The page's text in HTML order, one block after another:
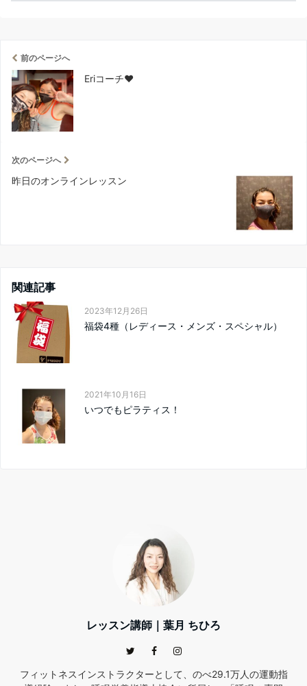
前のページへ
Eriコーチ❤︎
次のページへ
昨日のオンラインレッスン
関連記事
2023年12月26日
福袋4種（レディース・メンズ・スペシャル）
2021年10月16日
いつでもピラティス！
レッスン講師｜葉月 ちひろ
フィットネスインストラクターとして、のべ29.1万人の運動指